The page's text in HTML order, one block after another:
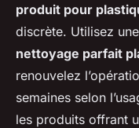
produit pour
discrète. Utilisez
nettoyage parfait
renouvelez
semaines selon
les produits offrant